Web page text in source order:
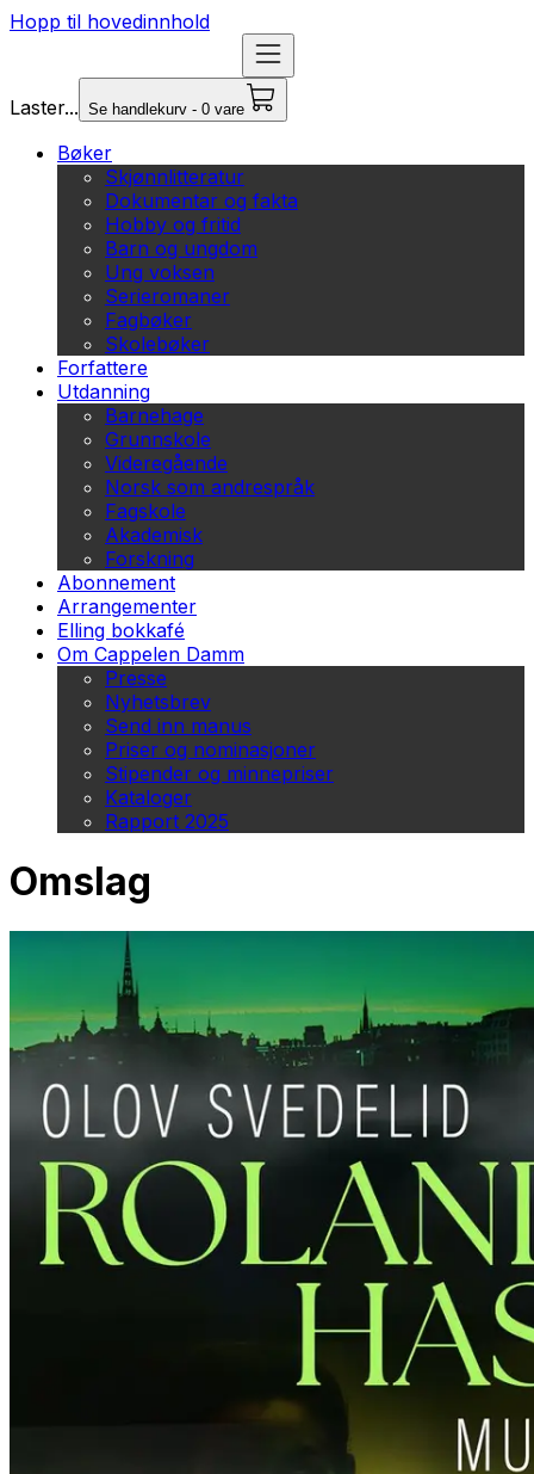
Hopp til hovedinnhold
Laster... Se handlekurv - 0 vare
Bøker
Skjønnlitteratur
Dokumentar og fakta
Hobby og fritid
Barn og ungdom
Ung voksen
Serieromaner
Fagbøker
Skolebøker
Forfattere
Utdanning
Barnehage
Grunnskole
Videregående
Norsk som andrespråk
Fagskole
Akademisk
Forskning
Abonnement
Arrangementer
Elling bokkafé
Om Cappelen Damm
Presse
Nyhetsbrev
Send inn manus
Priser og nominasjoner
Stipender og minnepriser
Kataloger
Rapport 2025
Omslag